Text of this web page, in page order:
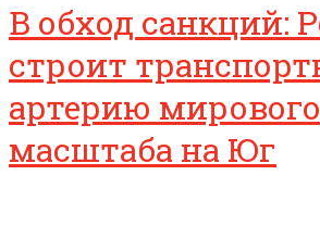
В обход санкций:
строит
артерию мирового
масштаба на Юг